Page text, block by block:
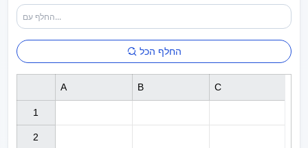
החלף הכל
1
2
A B C